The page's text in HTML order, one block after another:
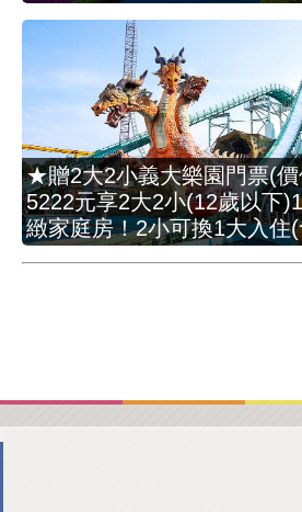
★贈2大2小義大樂園門票(
5222元享2大2小(12歲以下
緻家庭房！2小可換1大入住